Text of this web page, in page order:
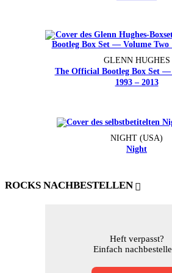
GLENN HUGHES
The Official Bootleg Box Set —
1993 – 2013
NIGHT (USA)
Night
ROCKS NACHBESTELLEN
Heft verpasst?
Einfach